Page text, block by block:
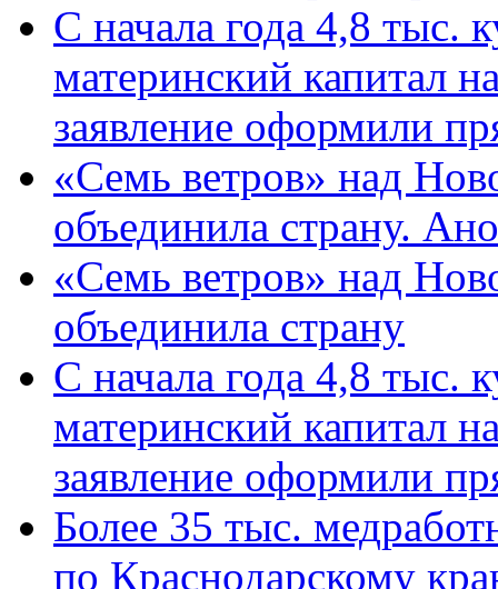
С начала года 4,8 тыс.
материнский капитал
заявление оформили
«Семь ветров» над
объединила страну.
«Семь ветров» над
объединила страну
С начала года 4,8 тыс.
материнский капитал
заявление оформили
Более 35 тыс.
по Краснодарскому